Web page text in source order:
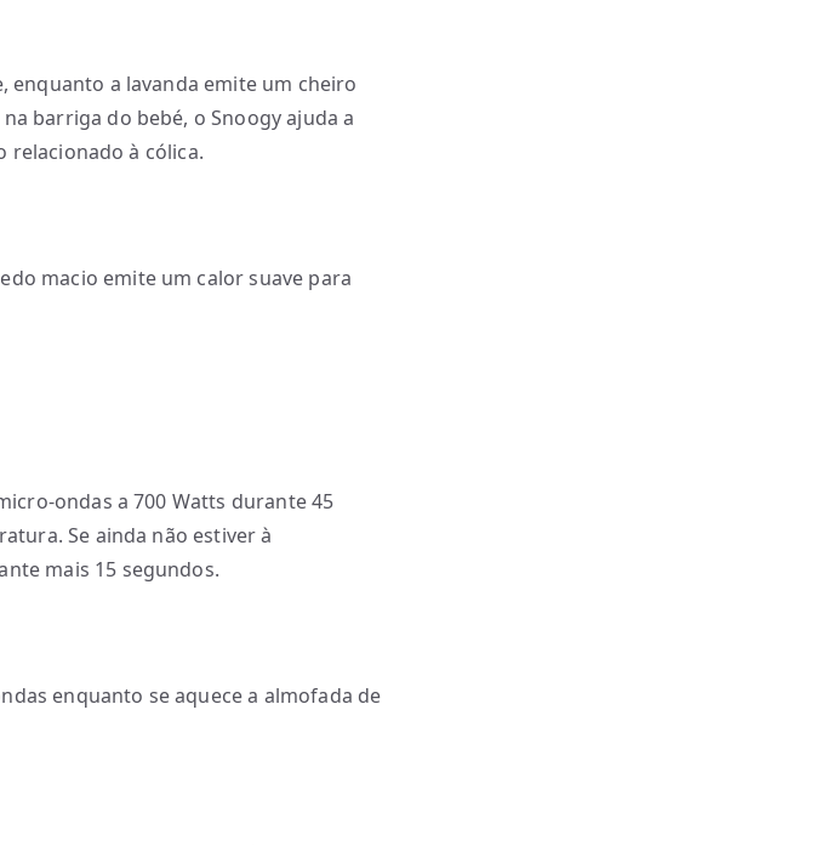
a lavanda emite um cheiro
barriga do bebé, o Snoogy ajuda a
relacionado à cólica.
macio emite um calor suave para
ondas a 700 Watts durante 45
Se ainda não estiver à
mais 15 segundos.
enquanto se aquece a almofada de